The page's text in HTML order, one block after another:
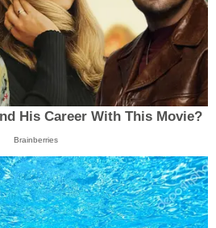
His Career With This Movie?
Brainberries